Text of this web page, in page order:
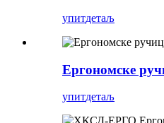
упитдетаљ
Ергономске
упитдетаљ